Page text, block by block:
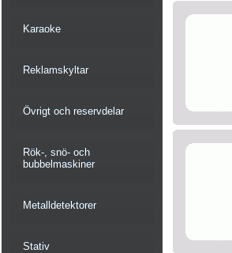
Karaoke
Reklamskyltar
Övrigt och reservdelar
Rök-, snö- och
bubbelmaskiner
Metalldetektorer
Stativ